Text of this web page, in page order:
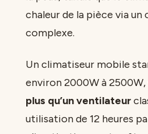
chaleur de la pièce via
complexe.
Un climatiseur mobile
environ 2000W à
plus qu’un ventilateur
utilisation de 12 heures